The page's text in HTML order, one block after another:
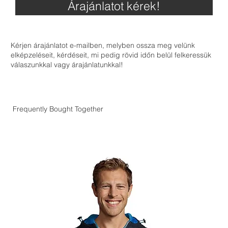
Árajánlatot kérek!
Kérjen árajánlatot e-mailben, melyben ossza meg velünk
elképzeléseit, kérdéseit, mi pedig rövid időn belül felkeressük
válaszunkkal vagy árajánlatunkkal!
Frequently Bought Together